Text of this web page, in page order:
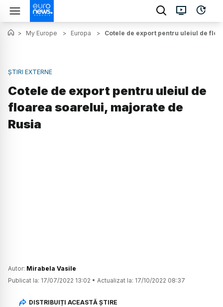
> My Europe > Europa > Cotele de export pentru uleiul de
ȘTIRI EXTERNE
Cotele de export pentru uleiul de
floarea soarelui, majorate de
Rusia
Autor: Mirabela Vasile
Publicat la: 17/07/2022 13:02 • Actualizat la: 17/10/2022 08:37
DISTRIBUIȚI ACEASTĂ ȘTIRE